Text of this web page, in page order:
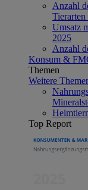
Anzahl
Umsatz
2025
Anzahl
Konsum &
Themen
Weitere
Top Report